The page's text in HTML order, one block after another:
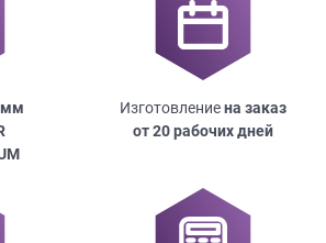
Изготовлениена заказ
от 20 рабочих дней